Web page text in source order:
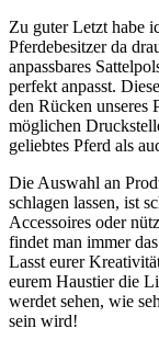
Zu guter Letzt⁢ habe
Pferdebesitzer da
anpassbares
perfekt⁢ anpasst.
den Rücken unseres
möglichen
geliebtes Pferd⁤ als
Die‌ Auswahl ⁢an
schlagen⁣ lassen, ist
Accessoires oder
findet⁤ man immer⁣
⁤Lasst eurer
eurem Haustier die
werdet sehen, wie
sein wird!